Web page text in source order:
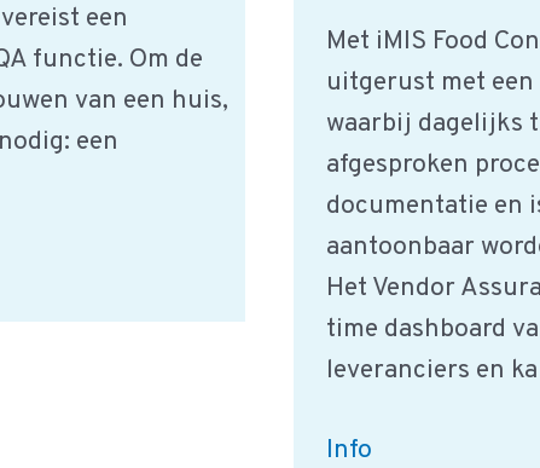
een
functie. Om de
van een huis,
een
Met iMIS Food
uitgerust met
waarbij dagelijks
afgesproken
documentatie en
aantoonbaar
Het Vendor
time dashboard
leveranciers en
iMIS
Info